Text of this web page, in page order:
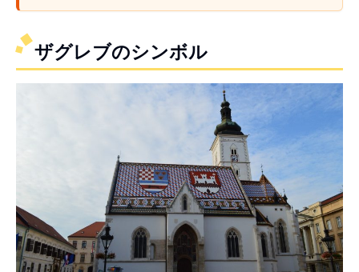
ザグレブのシンボル